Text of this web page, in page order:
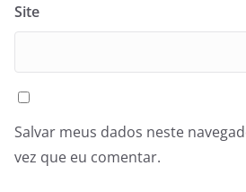
Site
Salvar meus dados neste
vez que eu comentar.